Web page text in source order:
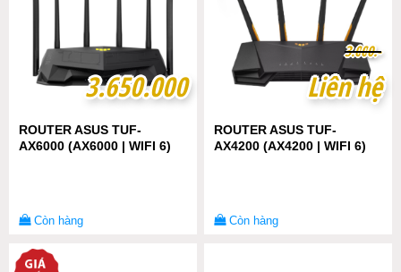
3.650.000
3.650.000
ROUTER ASUS TUF-
AX6000 (AX6000 | WIFI 6)
Còn hàng
Liên hệ
Liên hệ
3.000.-
3.000.-
ROUTER ASUS TUF-
AX4200 (AX4200 | WIFI 6)
Còn hàng